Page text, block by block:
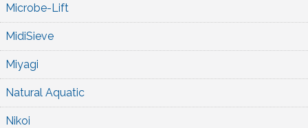
Microbe-Lift
MidiSieve
Miyagi
Natural Aquatic
Nikoi